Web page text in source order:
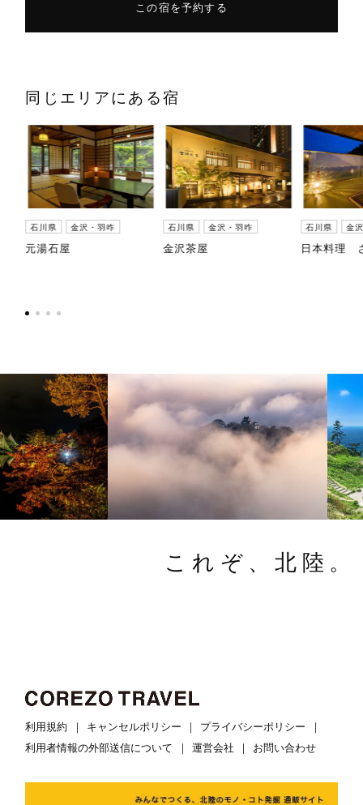
この宿を予約する
同じエリアにある宿
石川県 金沢・羽咋
元湯石屋
石川県 金沢・羽咋
金沢茶屋
石川県 金
日本料理
これぞ、北陸。
利用規約 キャンセルポリシー
プライバシーポリシー
利用者情報の外部送信について
運営会社 お問い合わせ